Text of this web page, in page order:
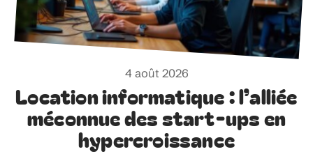
4 août 2026
Location informatique : l’alliée
méconnue des start-ups en
hypercroissance